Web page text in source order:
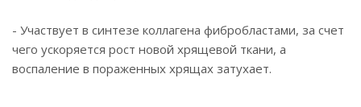
- Участвует в синтезе коллагена фибробластами, за счет
чего ускоряется рост новой хрящевой ткани, а
воспаление в пораженных хрящах затухает.